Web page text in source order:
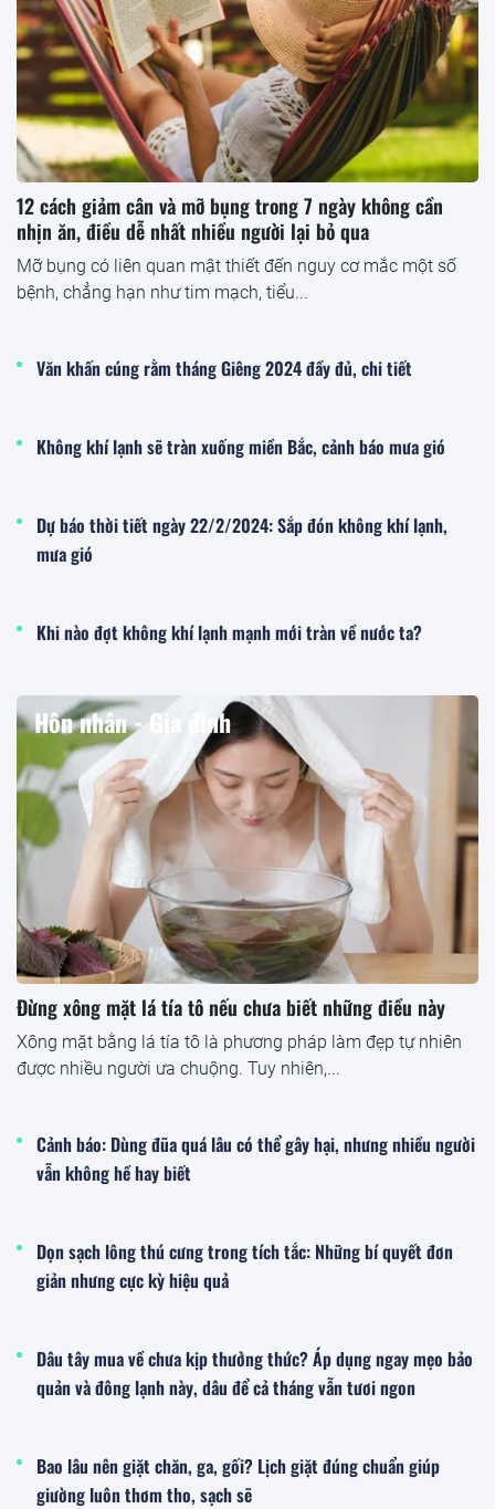
12 cách giảm cân và mỡ bụng trong 7 ngày không cần
nhịn ăn, điều dễ nhất nhiều người lại bỏ qua
Mỡ bụng có liên quan mật thiết đến nguy cơ mắc một số
bệnh, chẳng hạn như tim mạch, tiểu...
Văn khấn cúng rằm tháng Giêng 2024 đầy đủ, chi tiết
Không khí lạnh sẽ tràn xuống miền Bắc, cảnh báo mưa gió
Dự báo thời tiết ngày 22/2/2024: Sắp đón không khí lạnh,
mưa gió
Khi nào đợt không khí lạnh mạnh mới tràn về nước ta?
Hôn nhân - Gia đình
Đừng xông mặt lá tía tô nếu chưa biết những điều này
Xông mặt bằng lá tía tô là phương pháp làm đẹp tự nhiên
được nhiều người ưa chuộng. Tuy nhiên,...
Cảnh báo: Dùng đũa quá lâu có thể gây hại, nhưng nhiều người
vẫn không hề hay biết
Dọn sạch lông thú cưng trong tích tắc: Những bí quyết đơn
giản nhưng cực kỳ hiệu quả
Dâu tây mua về chưa kịp thưởng thức? Áp dụng ngay mẹo bảo
quản và đông lạnh này, dâu để cả tháng vẫn tươi ngon
Bao lâu nên giặt chăn, ga, gối? Lịch giặt đúng chuẩn giúp
giường luôn thơm tho, sạch sẽ